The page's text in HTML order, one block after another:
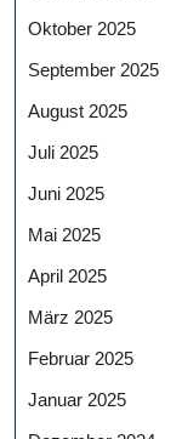
Oktober 2025
September 2025
August 2025
Juli 2025
Juni 2025
Mai 2025
April 2025
März 2025
Februar 2025
Januar 2025